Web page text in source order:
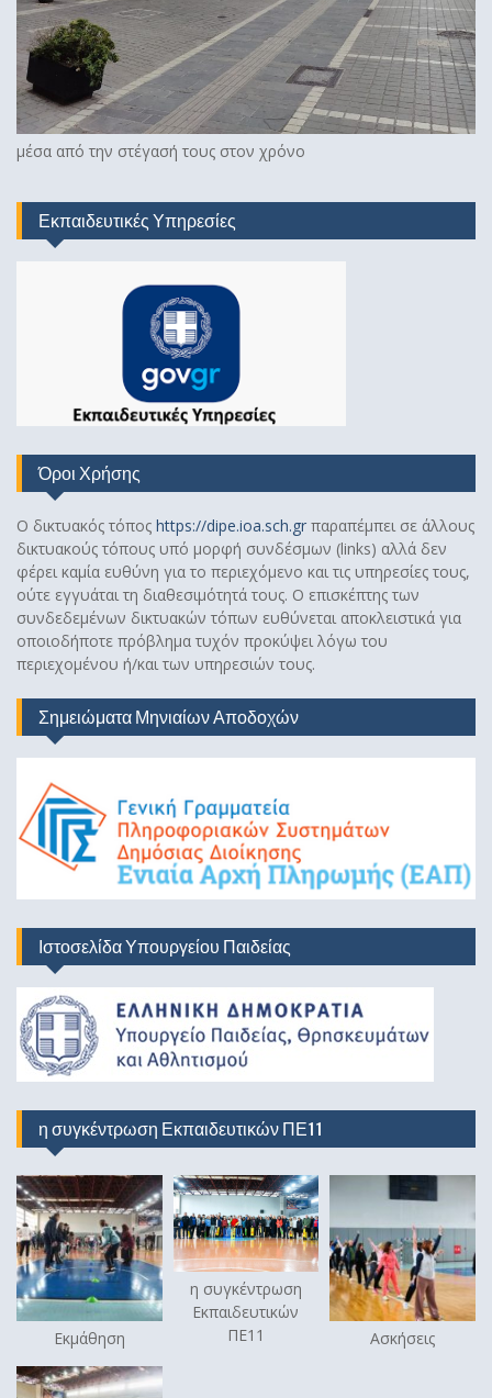
μέσα από την στέγασή τους στον χρόνο
Εκπαιδευτικές Υπηρεσίες
Όροι Χρήσης
Ο δικτυακός τόπος https://dipe.ioa.sch.gr παραπέμπει σε άλλους
δικτυακούς τόπους υπό μορφή συνδέσμων (links) αλλά δεν
φέρει καμία ευθύνη για το περιεχόμενο και τις υπηρεσίες τους,
ούτε εγγυάται τη διαθεσιμότητά τους. Ο επισκέπτης των
συνδεδεμένων δικτυακών τόπων ευθύνεται αποκλειστικά για
οποιοδήποτε πρόβλημα τυχόν προκύψει λόγω του
περιεχομένου ή/και των υπηρεσιών τους.
Σημειώματα Μηνιαίων Αποδοχών
Ιστοσελίδα Υπουργείου Παιδείας
η συγκέντρωση Εκπαιδευτικών ΠΕ11
Εκμάθηση
η συγκέντρωση
Εκπαιδευτικών
ΠΕ11
Ασκήσεις